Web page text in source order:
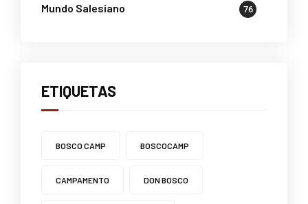
Mundo Salesiano 76
ETIQUETAS
BOSCO CAMP BOSCOCAMP
CAMPAMENTO DON BOSCO